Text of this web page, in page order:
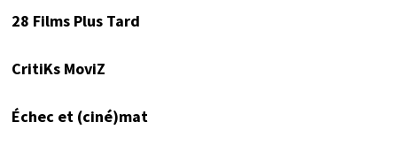
28 Films Plus Tard
CritiKs MoviZ
Échec et (ciné)mat